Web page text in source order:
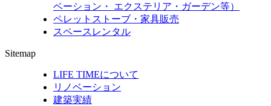
ベーション・ エクステリア・ガーデン等）
ペレットストーブ・家具販売
スペースレンタル
Sitemap
LIFE TIMEについて
リノベーション
建築実績